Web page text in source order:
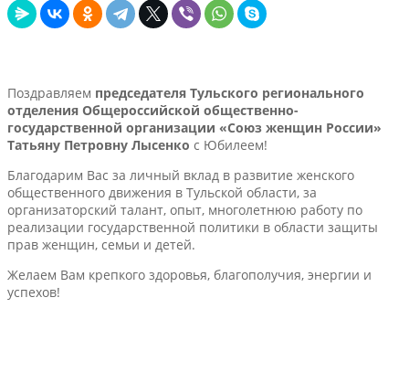
Поздравляем председателя Тульского регионального
отделения Общероссийской общественно-
государственной организации «Союз женщин России»
Татьяну Петровну Лысенко с Юбилеем!
Благодарим Вас за личный вклад в развитие женского
общественного движения в Тульской области, за
организаторский талант, опыт, многолетнюю работу по
реализации государственной политики в области защиты
прав женщин, семьи и детей.
Желаем Вам крепкого здоровья, благополучия, энергии и
успехов!